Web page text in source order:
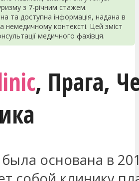
з 7-річним стажем.
та доступна інформація, надана в
немедичному контексті. Цей зміст
медичного фахівця.
, Прага,
основана в